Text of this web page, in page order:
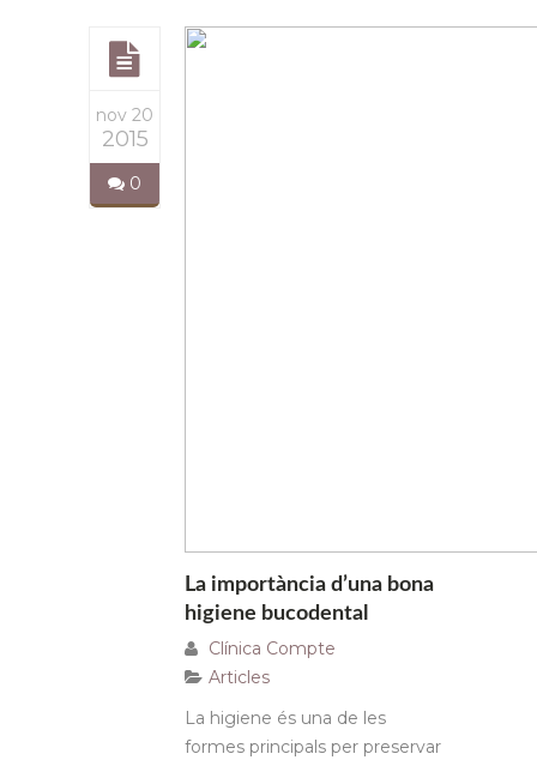
nov 20
2015
0
La importància d’una bona
higiene bucodental
Clínica Compte
Articles
La higiene és una de les
formes principals per preservar